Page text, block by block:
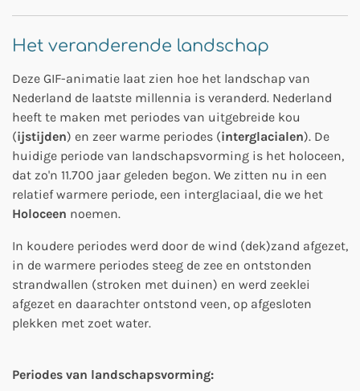
Het veranderende landschap
Deze GIF-animatie laat zien hoe het landschap van
Nederland de laatste millennia is veranderd. Nederland
heeft te maken met periodes van uitgebreide kou
(ijstijden) en zeer warme periodes (interglacialen). De
huidige periode van landschapsvorming is het holoceen,
dat zo'n 11.700 jaar geleden begon. We zitten nu in een
relatief warmere periode, een interglaciaal, die we het
Holoceen noemen.
In koudere periodes werd door de wind (dek)zand afgezet,
in de warmere periodes steeg de zee en ontstonden
strandwallen (stroken met duinen) en werd zeeklei
afgezet en daarachter ontstond veen, op afgesloten
plekken met zoet water.
Periodes van landschapsvorming: